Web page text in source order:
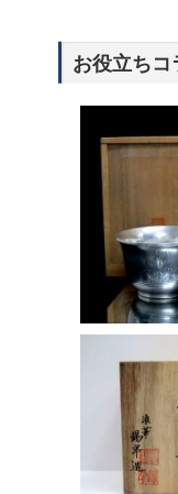
K24 純金 盃
いつも『よ
【買取専
（大阪市
2026年2月8
象牙 置物大
『よろずや
に有難うご
お役立ちコ